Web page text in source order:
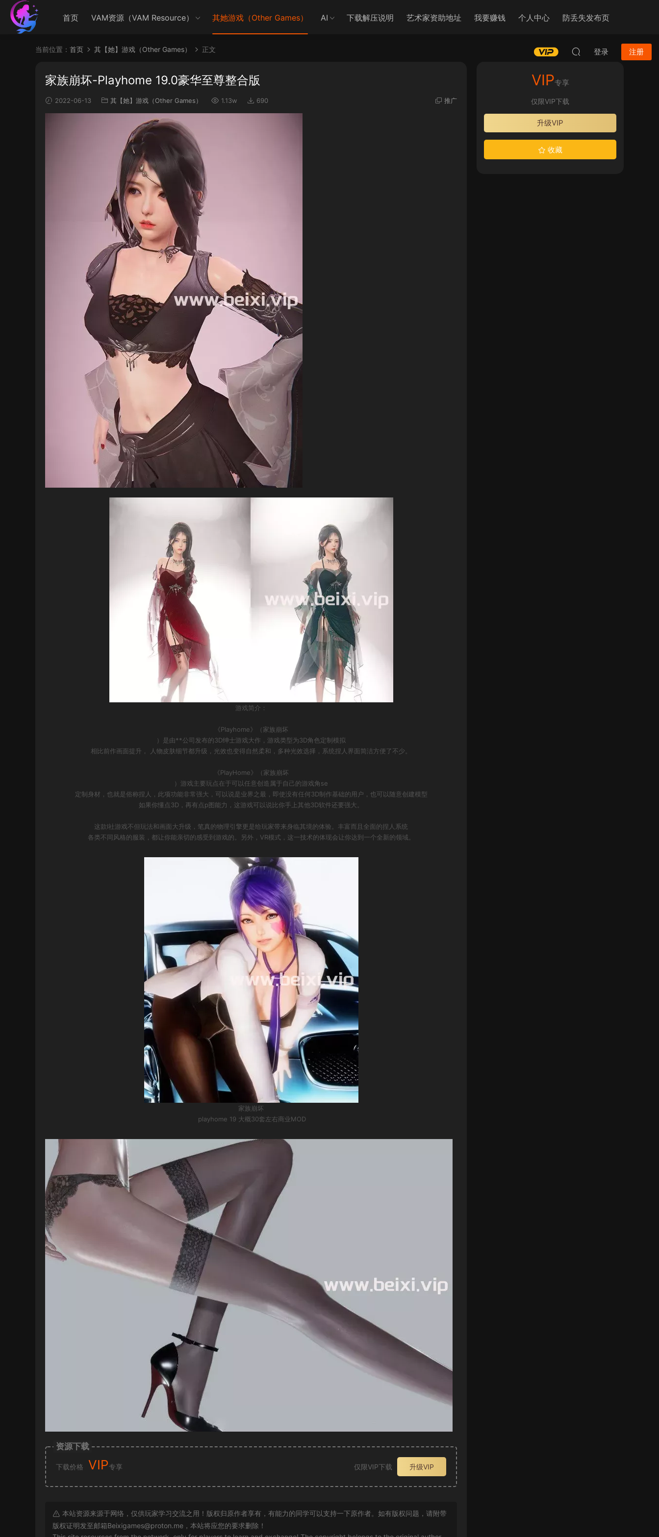
首页 VAM资源（VAM Resource） 其她游戏（Other Games） AI 下载解压说明 艺术家资助地址 我要赚钱 个人中心 防丢失发布页
登录 注册
当前位置： 首页 其【她】游戏（Other Games） 正文
家族崩坏-Playhome 19.0豪华至尊整合版
2022-06-13 其【她】游戏（Other Games） 1.13w 690 推广
游戏简介：
《Playhome》（家族崩坏
）是由**公司发布的3D绅士游戏大作，游戏类型为3D角色定制模拟
相比前作画面提升， 人物皮肤细节都升级，光效也变得自然柔和，多种光效选择，系统捏人界面简洁方便了不少。
《PlayHome》（家族崩坏
）游戏主要玩点在于可以任意创造属于自己的游戏角se
定制身材，也就是俗称捏人，此项功能非常强大，可以说是业界之最，即使没有任何3D制作基础的用户，也可以随意创建模型
如果你懂点3D，再有点p图能力，这游戏可以说比你手上其他3D软件还要强大。
这款I社游戏不但玩法和画面大升级，笔真的物理引擎更是给玩家带来身临其境的体验。丰富而且全面的捏人系统
各类不同风格的服装，都让你能亲切的感受到游戏的。另外，VR模式，这一技术的体现会让你达到一个全新的领域。
家族崩坏
playhome 19 大概30套左右商业MOD
资源下载
下载价格 VIP专享 仅限VIP下载 升级VIP
本站资源来源于网络，仅供玩家学习交流之用！版权归原作者享有，有能力的同学可以支持一下原作者。如有版权问题，请附带
版权证明发至邮箱Beixigames@proton.me ，本站将应您的要求删除！
VIP专享
仅限VIP下载
升级VIP
收藏